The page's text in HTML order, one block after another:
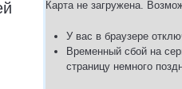
Карта не загружена.
У вас в браузере
Временный сбой на
страницу немного